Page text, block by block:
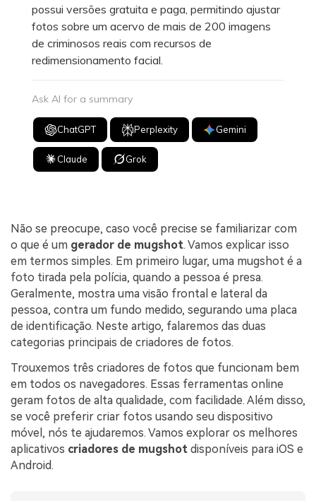
possui versões gratuita e paga, permitindo ajustar
fotos sobre um acervo de mais de 200 imagens
de criminosos reais com recursos de
redimensionamento facial.
Ask AI for a summary
ChatGPT Perplexity Gemini
Claude Grok
Não se preocupe, caso você precise se familiarizar com
o que é um gerador de mugshot. Vamos explicar isso
em termos simples. Em primeiro lugar, uma mugshot é a
foto tirada pela polícia, quando a pessoa é presa.
Geralmente, mostra uma visão frontal e lateral da
pessoa, contra um fundo medido, segurando uma placa
de identificação. Neste artigo, falaremos das duas
categorias principais de criadores de fotos.
Trouxemos três criadores de fotos que funcionam bem
em todos os navegadores. Essas ferramentas online
geram fotos de alta qualidade, com facilidade. Além disso,
se você preferir criar fotos usando seu dispositivo
móvel, nós te ajudaremos. Vamos explorar os melhores
aplicativos criadores de mugshot disponíveis para iOS e
Android.